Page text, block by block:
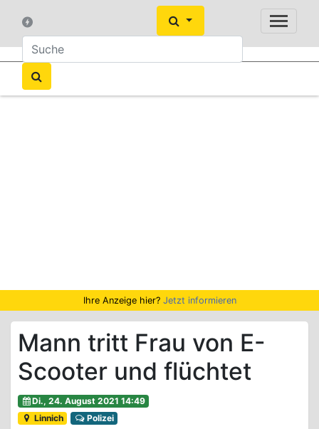
Ihre Anzeige hier? Jetzt informieren
Mann tritt Frau von E-
Scooter und flüchtet
Di., 24. August 2021 14:49
Linnich
Polizei